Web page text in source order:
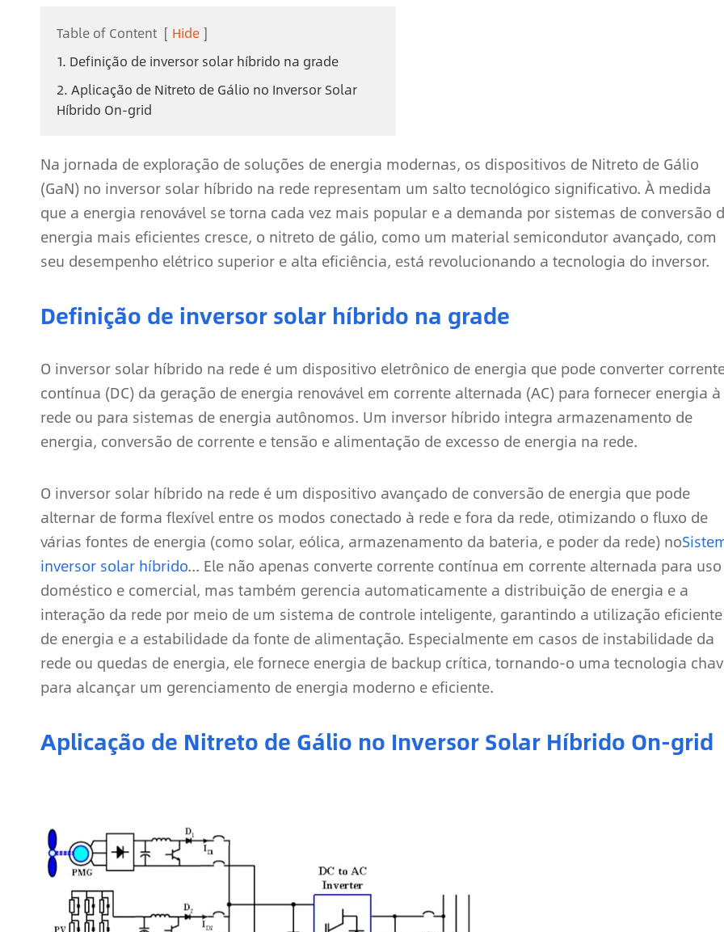
Table of Content [ Hide ]
1. Definição de inversor solar híbrido na grade
2. Aplicação de Nitreto de Gálio no Inversor Solar
Híbrido On-grid
Na jornada de exploração de soluções de energia modernas, os dispositivos de Nitreto de Gálio
(GaN) no inversor solar híbrido na rede representam um salto tecnológico significativo. À medida
que a energia renovável se torna cada vez mais popular e a demanda por sistemas de conversão
energia mais eficientes cresce, o nitreto de gálio, como um material semicondutor avançado, com
seu desempenho elétrico superior e alta eficiência, está revolucionando a tecnologia do inversor.
Definição de inversor solar híbrido na grade
O inversor solar híbrido na rede é um dispositivo eletrônico de energia que pode converter
contínua (DC) da geração de energia renovável em corrente alternada (AC) para fornecer energia à
rede ou para sistemas de energia autônomos. Um inversor híbrido integra armazenamento de
energia, conversão de corrente e tensão e alimentação de excesso de energia na rede.
O inversor solar híbrido na rede é um dispositivo avançado de conversão de energia que pode
alternar de forma flexível entre os modos conectado à rede e fora da rede, otimizando o fluxo de
várias fontes de energia (como solar, eólica, armazenamento da bateria, e poder da rede) no
inversor solar híbrido... Ele não apenas converte corrente contínua em corrente alternada para uso
doméstico e comercial, mas também gerencia automaticamente a distribuição de energia e a
interação da rede por meio de um sistema de controle inteligente, garantindo a utilização eficiente
de energia e a estabilidade da fonte de alimentação. Especialmente em casos de instabilidade da
rede ou quedas de energia, ele fornece energia de backup crítica, tornando-o uma tecnologia
para alcançar um gerenciamento de energia moderno e eficiente.
Aplicação de Nitreto de Gálio no Inversor Solar Híbrido On-grid